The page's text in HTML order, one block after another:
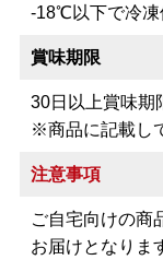
-18℃以下で冷凍
賞味期限
30日以上賞味期
※商品に記載し
注意事項
ご自宅向けの商
お届けとなりま